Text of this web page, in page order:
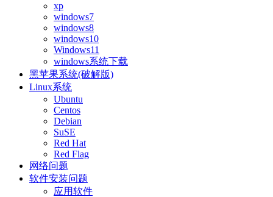
xp
windows7
windows8
windows10
Windows11
windows系统下载
黑苹果系统(破解版)
Linux系统
Ubuntu
Centos
Debian
SuSE
Red Hat
Red Flag
网络问题
软件安装问题
应用软件